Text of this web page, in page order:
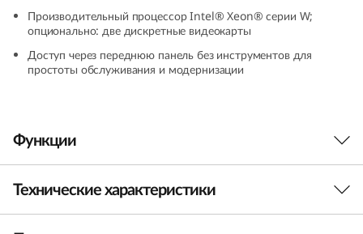
P
Производительный процессор Intel® Xeon® серии W;
опционально: две дискретные видеокарты
Доступ через переднюю панель без инструментов для
простоты обслуживания и модернизации
Функции
Рабочая станция нового поколения
Рабочая станция ThinkStation P5 создана с
Технические характеристики